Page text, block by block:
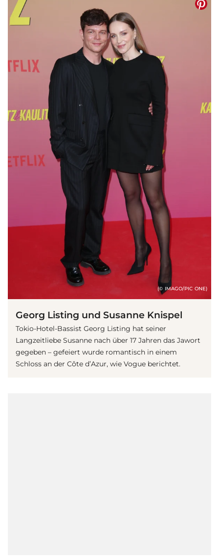
(© IMAGO/PIC ONE)
Georg Listing und Susanne Knispel
Tokio-Hotel-Bassist Georg Listing hat seiner
Langzeitliebe Susanne nach über 17 Jahren das Jawort
gegeben – gefeiert wurde romantisch in einem
Schloss an der Côte d’Azur, wie Vogue berichtet.